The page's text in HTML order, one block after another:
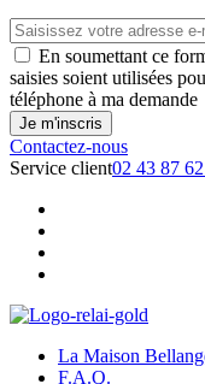
En soumettant ce
saisies soient utilisées
téléphone à ma demande
Contactez-nous
Service client02 43 87
La Maison
F.A.Q.